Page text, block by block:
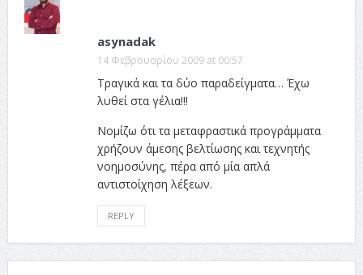
asynadak
14 Φεβρουαρίου 2009 at 00:57
Τραγικά και τα δύο παραδείγματα… Έχω
λυθεί στα γέλια!!!
Νομίζω ότι τα μεταφραστικά προγράμματα
χρήζουν άμεσης βελτίωσης και τεχνητής
νοημοσύνης, πέρα από μία απλά
αντιστοίχηση λέξεων.
REPLY